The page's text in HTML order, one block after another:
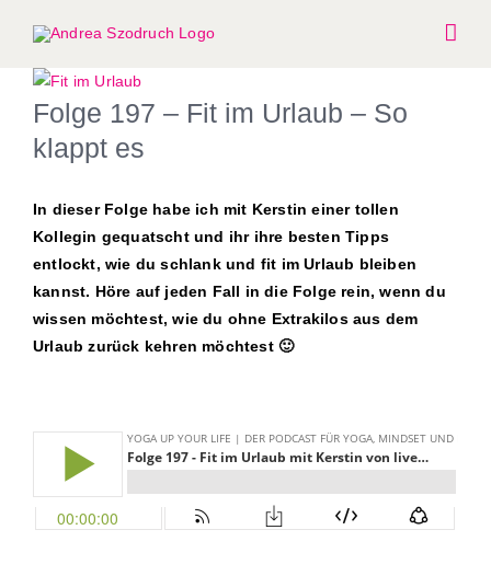
Inhalt
springen
Zeige
grösseres
Bild
Folge 197 – Fit im Urlaub – So
klappt es
In dieser Folge habe ich mit Kerstin einer tollen
Kollegin gequatscht und ihr ihre besten Tipps
entlockt, wie du schlank und fit im Urlaub bleiben
kannst. Höre auf jeden Fall in die Folge rein, wenn du
wissen möchtest, wie du ohne Extrakilos aus dem
Urlaub zurück kehren möchtest 🙂